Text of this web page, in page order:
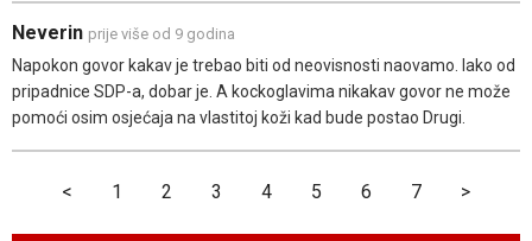
Neverin prije više od 9 godina
Napokon govor kakav je trebao biti od neovisnosti naovamo. Iako od
pripadnice SDP-a, dobar je. A kockoglavima nikakav govor ne može
pomoći osim osjećaja na vlastitoj koži kad bude postao Drugi.
< 1 2 3 4 5 6 7 >